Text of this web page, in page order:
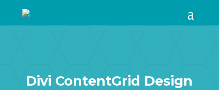
Divi ContentGrid Design